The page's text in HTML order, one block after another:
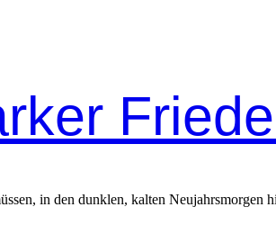
in den dunklen, kalten Neujahrsmorgen